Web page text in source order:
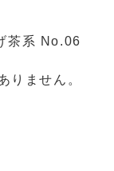
茶系 No.06
りません。